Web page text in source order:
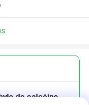
de calcéine